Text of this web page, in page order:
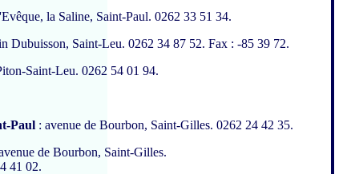
la Saline, Saint-Paul. 0262 33 51 34.
Dubuisson, Saint-Leu. 0262 34 87 52. Fax : -85 39 72.
Saint-Leu. 0262 54 01 94.
Paul : avenue de Bourbon, Saint-Gilles. 0262 24 42 35.
de Bourbon, Saint-Gilles.
41 02.